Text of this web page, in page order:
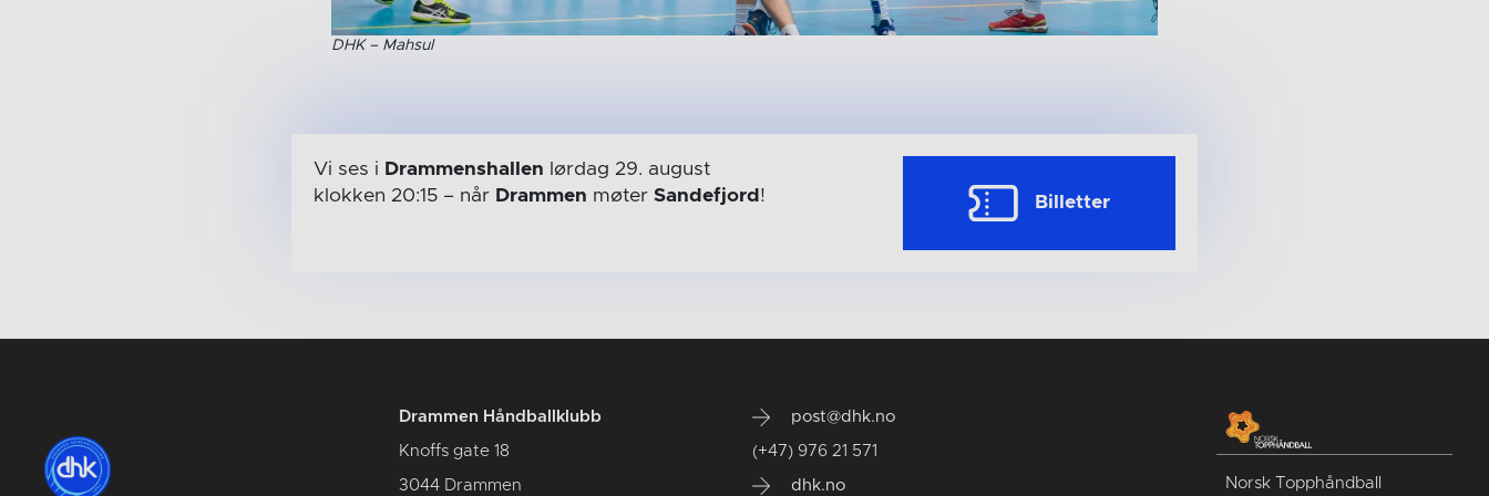
DHK – Mahsul
Vi ses i Drammenshallen lørdag 29. august
klokken 20:15– når Drammen møter Sandefjord ! Billetter
Drammen Håndballklubb
Knoffs gate 18
3044 Drammen
post@dhk.no
(+47) 976 21 571
dhk.no Norsk Topphåndball